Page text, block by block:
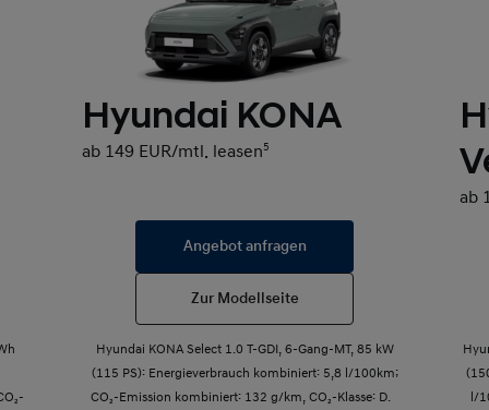
Hyundai KONA
ab 149 EUR/mtl. leasen5
Angebot anfragen
Zur Modellseite
Hyundai KONA Select 1.0 T-GDI, 6-Gang-MT, 85 kW
(115 PS): Energieverbrauch kombiniert: 5,8 l/100km;
CO₂-Emission kombiniert: 132 g/km, CO₂-Klasse: D.
ab
l/